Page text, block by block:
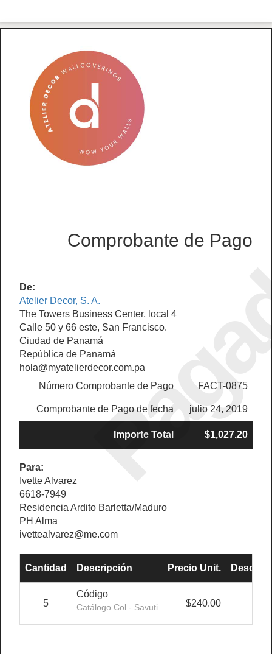
Comprobante de Pago
De:
Atelier Decor, S. A.
The Towers Business Center, local 4
Calle 50 y 66 este, San Francisco.
Ciudad de Panamá
República de Panamá
hola@myatelierdecor.com.pa
Número Comprobante de Pago
FACT-0875
Comprobante de Pago de fecha julio 24, 2019
Importe Total $1,027.20
Para:
Ivette Alvarez
6618-7949
Residencia Ardito Barletta/Maduro
PH Alma
ivettealvarez@me.com
Cantidad Descripción Precio Unit.
5
Código
Catálogo Col - Savuti $240.00